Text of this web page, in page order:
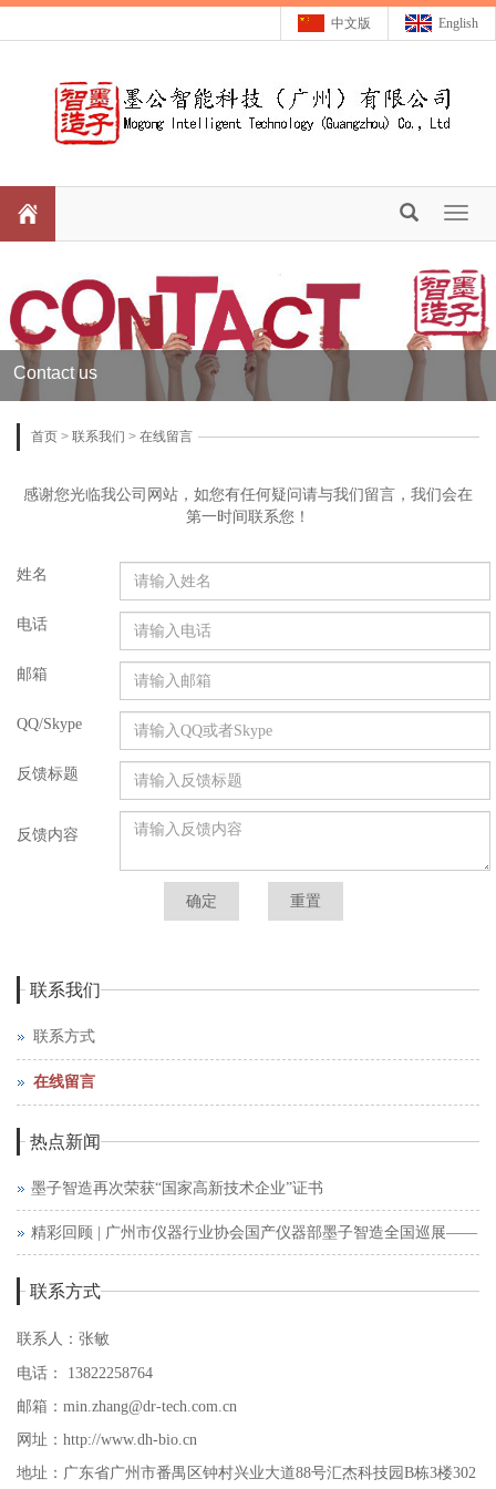
English
中文版
Contact us
首页 > 联系我们 > 在线留言
感谢您光临我公司网站，如您有任何疑问请与我们留言，我们会在
第一时间联系您！
姓名
电话
邮箱
QQ/Skype
反馈标题
反馈内容
联系我们
联系方式
在线留言
热点新闻
墨子智造再次荣获“国家高新技术企业”证书
精彩回顾 | 广州市仪器行业协会国产仪器部墨子智造全国巡展——
西安站
联系方式
联系人：张敏
电话：
13822258764
邮箱： min.zhang@dr-tech.com.cn
网址： http://www.dh-bio.cn
地址：广东省广州市番禺区钟村兴业大道88号汇杰科技园B栋3楼302